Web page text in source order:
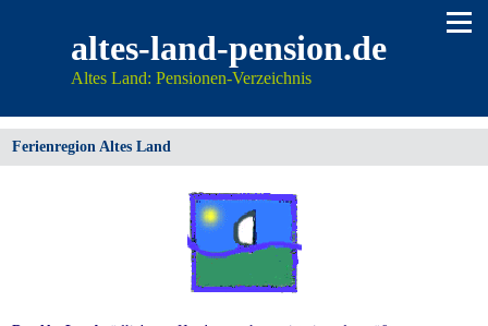
altes-land-pension.de
Altes Land: Pensionen-Verzeichnis
Ferienregion Altes Land